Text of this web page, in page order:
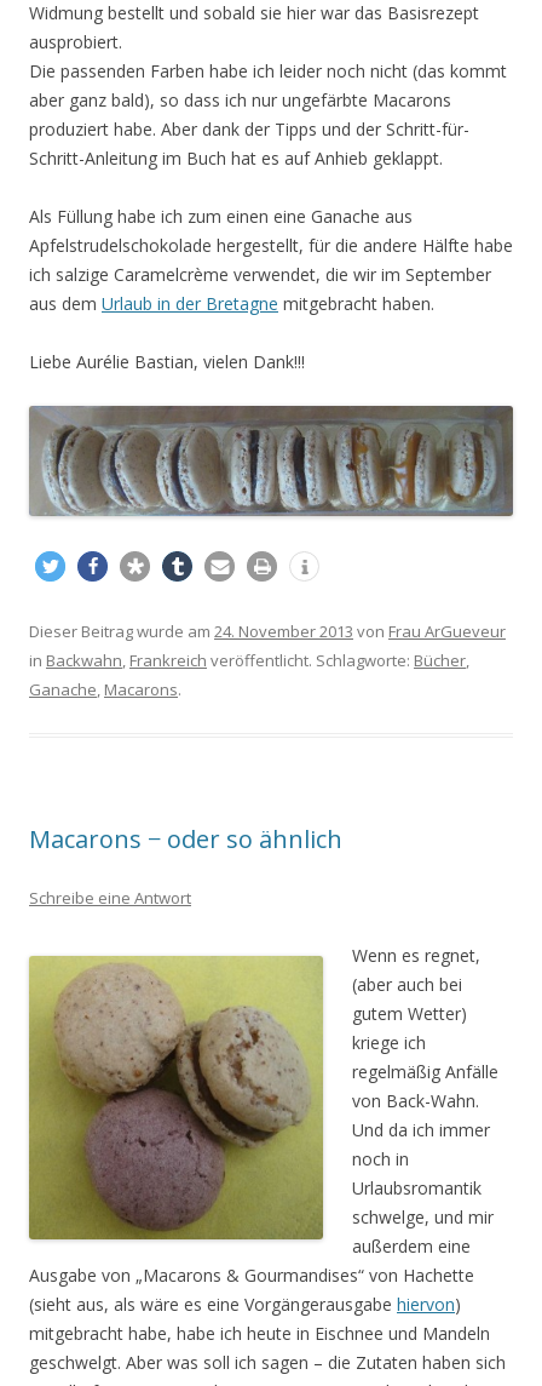
Widmung bestellt und sobald sie hier war das Basisrezept
ausprobiert.
Die passenden Farben habe ich leider noch nicht (das kommt
aber ganz bald), so dass ich nur ungefärbte Macarons
produziert habe. Aber dank der Tipps und der Schritt-für-
Schritt-Anleitung im Buch hat es auf Anhieb geklappt.
Als Füllung habe ich zum einen eine Ganache aus
Apfelstrudelschokolade hergestellt, für die andere Hälfte habe
ich salzige Caramelcrème verwendet, die wir im September
aus dem Urlaub in der Bretagne mitgebracht haben.
Liebe Aurélie Bastian, vielen Dank!!!
Dieser Beitrag wurde am 24. November 2013 von Frau ArGueveur
in Backwahn Frankreich veröffentlicht. Schlagworte: Bücher
Ganache Macarons.
Macarons − oder so ähnlich
Schreibe eine Antwort
Wenn es regnet,
(aber auch bei
gutem Wetter)
kriege ich
regelmäßig Anfälle
von Back-Wahn.
Und da ich immer
noch in
Urlaubsromantik
schwelge, und mir
außerdem eine
Ausgabe von „Macarons & Gourmandises“ von Hachette
(sieht aus, als wäre es eine Vorgängerausgabe hiervon)
mitgebracht habe, habe ich heute in Eischnee und Mandeln
geschwelgt. Aber was soll ich sagen – die Zutaten haben sich